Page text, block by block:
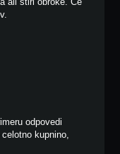
odpovedi
kupnino,